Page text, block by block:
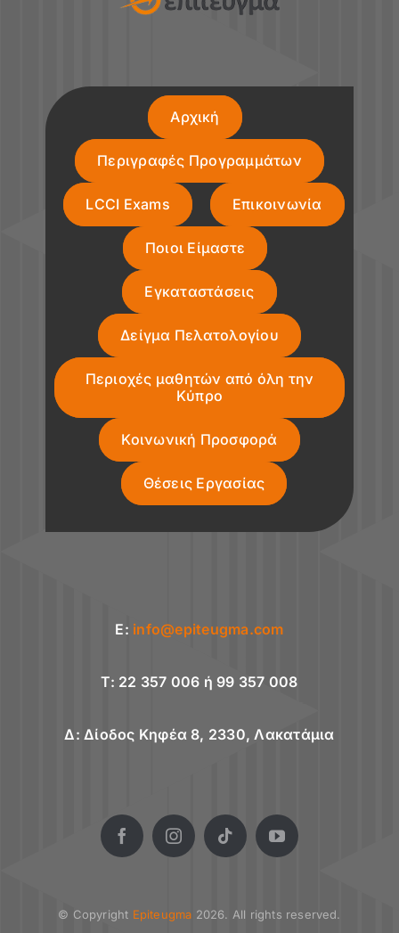
Αρχική
Περιγραφές Προγραμμάτων
LCCI Exams Επικοινωνία
Ποιοι Είμαστε
Εγκαταστάσεις
Δείγμα Πελατολογίου
Περιοχές μαθητών από όλη την
Κύπρο
Κοινωνική Προσφορά
Θέσεις Εργασίας
E: info@epiteugma.com
T: 22 357 006 ή 99 357 008
Δ: Δίοδος Κηφέα 8, 2330, Λακατάμια
© Copyright Epiteugma 2026. All rights reserved.